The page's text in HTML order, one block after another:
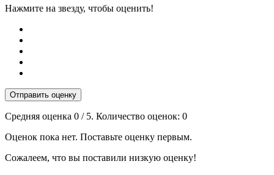
Нажмите на звезду, чтобы оценить!
Отправить оценку
Средняя оценка 0 / 5. Количество оценок: 0
Оценок пока нет. Поставьте оценку первым.
Сожалеем, что вы поставили низкую оценку!